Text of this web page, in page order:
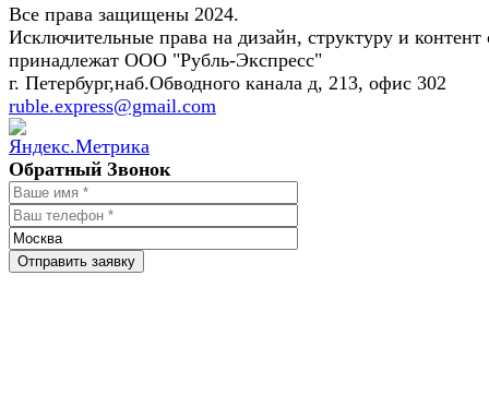
Все права защищены 2024.
Исключительные права на дизайн, структуру и контент
принадлежат ООО "Рубль-Экспресс"
г. Петербург,наб.Обводного канала д, 213, офис 302
ruble.express@gmail.com
Обратный Звонок